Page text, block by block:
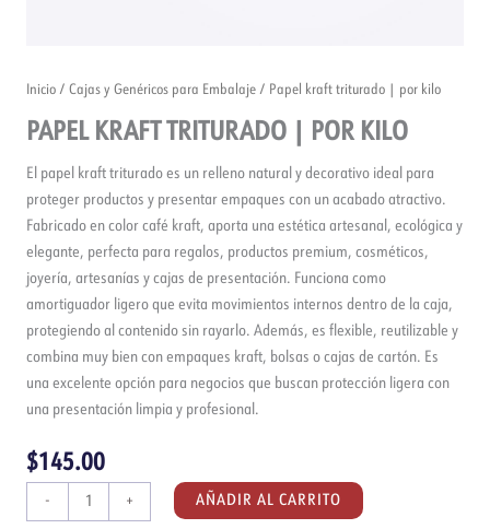
Inicio / Cajas y Genéricos para Embalaje / Papel kraft triturado | por kilo
PAPEL KRAFT TRITURADO | POR KILO
El papel kraft triturado es un relleno natural y decorativo ideal para
proteger productos y presentar empaques con un acabado atractivo.
Fabricado en color café kraft, aporta una estética artesanal, ecológica y
elegante, perfecta para regalos, productos premium, cosméticos,
joyería, artesanías y cajas de presentación. Funciona como
amortiguador ligero que evita movimientos internos dentro de la caja,
protegiendo al contenido sin rayarlo. Además, es flexible, reutilizable y
combina muy bien con empaques kraft, bolsas o cajas de cartón. Es
una excelente opción para negocios que buscan protección ligera con
una presentación limpia y profesional.
$145.00
-
kraft
+ AÑADIR AL CARRITO